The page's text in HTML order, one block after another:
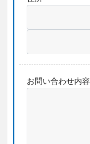
お問い合わせ内容